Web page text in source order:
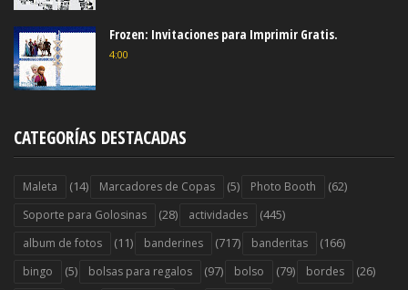
Frozen: Invitaciones para Imprimir Gratis.
4:00
CATEGORÍAS DESTACADAS
Maleta (14) Marcadores de Copas (5) Photo Booth (62)
Soporte para Golosinas (28) actividades (445)
album de fotos (11) banderines (717) banderitas (166)
bingo (5) bolsas para regalos (97) bolso (79) bordes (26)